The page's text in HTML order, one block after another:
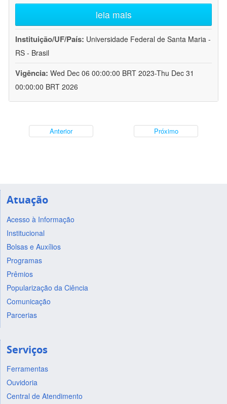
leia mais
Instituição/UF/País: Universidade Federal de Santa Maria -
RS - Brasil
Vigência: Wed Dec 06 00:00:00 BRT 2023-Thu Dec 31
00:00:00 BRT 2026
Anterior Próximo
Atuação
Acesso à Informação
Institucional
Bolsas e Auxílios
Programas
Prêmios
Popularização da Ciência
Comunicação
Parcerias
Serviços
Ferramentas
Ouvidoria
Central de Atendimento